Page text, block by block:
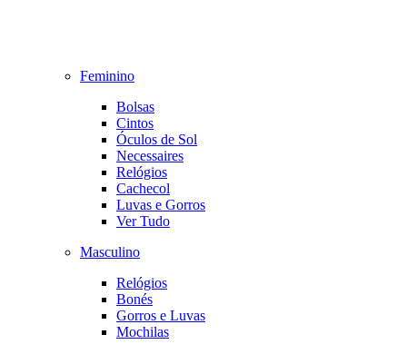
Feminino
Bolsas
Cintos
Óculos de Sol
Necessaires
Relógios
Cachecol
Luvas e Gorros
Ver Tudo
Masculino
Relógios
Bonés
Gorros e Luvas
Mochilas